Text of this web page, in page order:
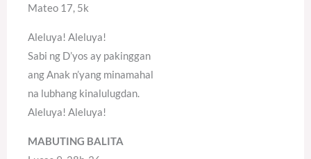
Mateo 17, 5k
Aleluya! Aleluya!
Sabi ng D’yos ay pakinggan
ang Anak n’yang minamahal
na lubhang kinalulugdan.
Aleluya! Aleluya!
MABUTING BALITA